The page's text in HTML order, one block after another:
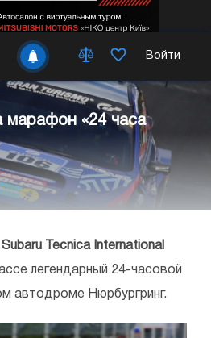
Войти
марафон «24 часа
Subaru Tecnica International
легендарный 24-часовой
автодроме Нюрбургринг.